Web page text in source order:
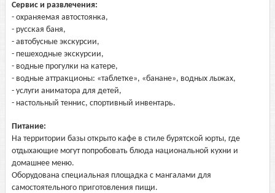
Сервис и развлечения:
- охраняемая автостоянка,
- русская баня,
- автобусные экскурсии,
- пешеходные экскурсии,
- водные прогулки на катере,
- водные аттракционы: «таблетке», «банане», водных лыжах,
- услуги аниматора для детей,
- настольный теннис, спортивный инвентарь.
Питание:
На территории базы открыто кафе в стиле бурятской юрты, где
отдыхающие могут попробовать блюда национальной кухни и
домашнее меню.
Оборудована специальная площадка с мангалами для
самостоятельного приготовления пищи.